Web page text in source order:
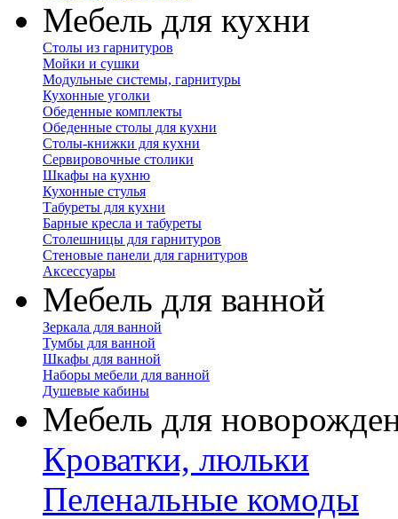
Мебель для кухни
Столы из гарнитуров
Мойки и сушки
Модульные системы, гарнитуры
Кухонные уголки
Обеденные комплекты
Обеденные столы для кухни
Столы-книжки для кухни
Сервировочные столики
Шкафы на кухню
Кухонные стулья
Табуреты для кухни
Барные кресла и табуреты
Столешницы для гарнитуров
Стеновые панели для гарнитуров
Аксессуары
Мебель для ванной
Зеркала для ванной
Тумбы для ванной
Шкафы для ванной
Наборы мебели для ванной
Душевые кабины
Мебель для
Кроватки, люльки
Пеленальные комоды